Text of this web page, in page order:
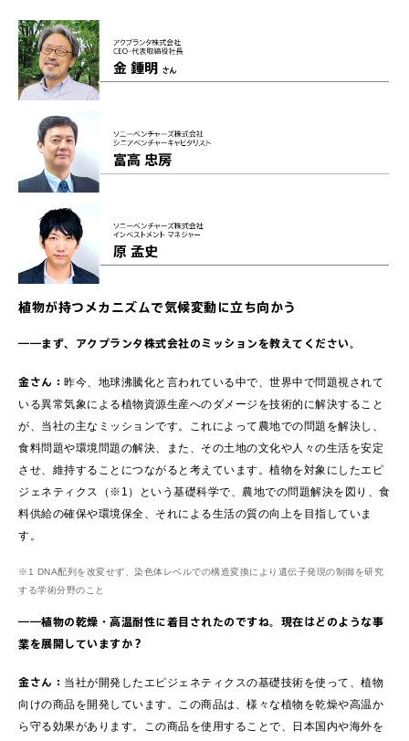
植物が持つメカニズムで気候変動に立ち向かう
――まず、アクプランタ株式会社のミッションを教えてください。
金さん： 昨今、地球沸騰化と言われている中で、世界中で問題視されて
いる異常気象による植物資源生産へのダメージを技術的に解決すること
が、当社の主なミッションです。これによって農地での問題を解決し、
食料問題や環境問題の解決、また、その土地の文化や人々の生活を安定
させ、維持することにつながると考えています。植物を対象にしたエピ
ジェネティクス（※1）という基礎科学で、農地での問題解決を図り、食
料供給の確保や環境保全、それによる生活の質の向上を目指していま
す。
※1 DNA配列を改変せず、染色体レベルでの構造変換により遺伝子発現の制御を研究
する学術分野のこと
――植物の乾燥・高温耐性に着目されたのですね。現在はどのような事
業を展開していますか？
金さん： 当社が開発したエピジェネティクスの基礎技術を使って、植物
向けの商品を開発しています。この商品は、様々な植物を乾燥や高温か
ら守る効果があります。この商品を使用することで、日本国内や海外を